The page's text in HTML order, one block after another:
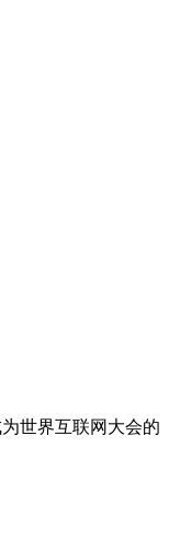
世界互联网大会的